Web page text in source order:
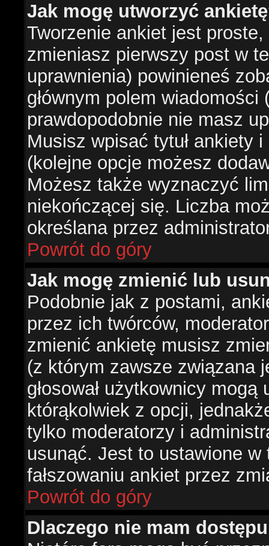
Jak mogę utworzyć
Tworzenie ankiet jest
zmieniasz pierwszy post w
uprawnienia) powinieneś
głównym polem
prawdopodobnie nie masz
Musisz wpisać tytuł ankiety
(kolejne opcje możesz
Możesz także wyznaczyć
niekończącej się. Liczba
określana przez
Powrót do góry
Jak mogę zmienić lub
Podobnie jak z postami,
przez ich twórców,
zmienić ankietę musisz
(z którym zawsze związana
głosował użytkownicy
którąkolwiek z opcji,
tylko moderatorzy i
usunąć. Jest to ustawione
fałszowaniu ankiet przez
Powrót do góry
Dlaczego nie mam